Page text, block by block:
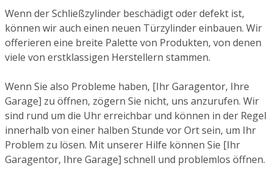
Wenn der Schließzylinder beschädigt oder defekt ist,
können wir auch einen neuen Türzylinder einbauen. Wir
offerieren eine breite Palette von Produkten, von denen
viele von erstklassigen Herstellern stammen.
Wenn Sie also Probleme haben, [Ihr Garagentor, Ihre
Garage] zu öffnen, zögern Sie nicht, uns anzurufen. Wir
sind rund um die Uhr erreichbar und können in der Regel
innerhalb von einer halben Stunde vor Ort sein, um Ihr
Problem zu lösen. Mit unserer Hilfe können Sie [Ihr
Garagentor, Ihre Garage] schnell und problemlos öffnen.